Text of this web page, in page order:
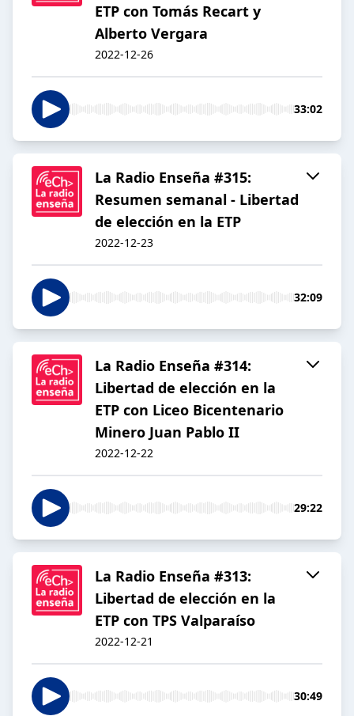
ETP con Tomás Recart y
Alberto Vergara
2022-12-26
33:02
La Radio Enseña #315:
Resumen semanal - Libertad
de elección en la ETP
2022-12-23
32:09
La Radio Enseña #314:
Libertad de elección en la
ETP con Liceo Bicentenario
Minero Juan Pablo II
2022-12-22
29:22
La Radio Enseña #313:
Libertad de elección en la
ETP con TPS Valparaíso
2022-12-21
30:49